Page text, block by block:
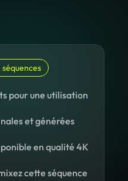
pour une utilisation
et générées
en qualité 4K
cette séquence